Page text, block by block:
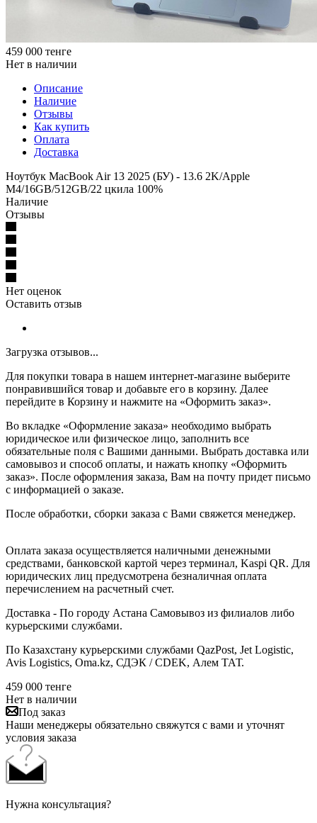
459 000 тенге
Нет в наличии
Описание
Наличие
Отзывы
Как купить
Оплата
Доставка
Ноутбук MacBook Air 13 2025 (БУ) - 13.6 2K/Apple
M4/16GB/512GB/22 цкила 100%
Наличие
Отзывы
Нет оценок
Оставить отзыв
Загрузка отзывов...
Для покупки товара в нашем интернет-магазине выберите
понравившийся товар и добавьте его в корзину. Далее
перейдите в Корзину и нажмите на «Оформить заказ».
Во вкладке «Оформление заказа» необходимо выбрать
юридическое или физическое лицо, заполнить все
обязательные поля с Вашими данными. Выбрать доставка или
самовывоз и способ оплаты, и нажать кнопку «Оформить
заказ». После оформления заказа, Вам на почту придет письмо
с информацией о заказе.
После обработки, сборки заказа с Вами свяжется менеджер.
Оплата заказа осуществляется наличными денежными
средствами, банковской картой через терминал, Kaspi QR. Для
юридических лиц предусмотрена безналичная оплата
перечислением на расчетный счет.
Доставка - По городу Астана Самовывоз из филиалов либо
курьерскими службами.
По Казахстану курьерскими службами QazPost, Jet Logistic,
Avis Logistics, Oma.kz, СДЭК / CDEK, Алем ТАТ.
459 000 тенге
Нет в наличии
Под заказ
Наши менеджеры обязательно свяжутся с вами и уточнят
условия заказа
Нужна консультация?